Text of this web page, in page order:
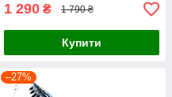
1 290 ₴ 1 790 ₴
Купити
–27%